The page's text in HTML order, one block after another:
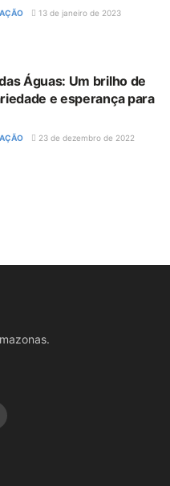
13 de janeiro de 2023
Águas: Um brilho de
e esperança para
23 de dezembro de 2022